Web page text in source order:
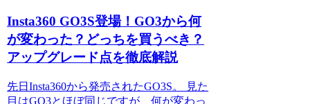
Insta360 GO3S登場！GO3から何
が変わった？どっちを買うべき？
アップグレード点を徹底解説
先日Insta360から発売されたGO3S。 見た
目はGO3とほぼ同じですが、何が変わっ